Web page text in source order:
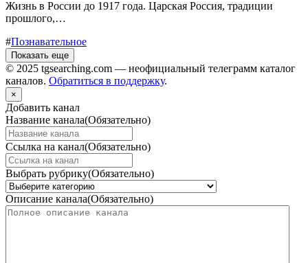
Жизнь в России до 1917 года. Царская Россия, традиции
прошлого,…
#Познавательное
Показать еще
© 2025 tgsearching.com — неофициальный телеграмм каталог
каналов. Обратиться в поддержку.
×
Добавить канал
Название канала(Обязательно)
Ссылка на канал(Обязательно)
Выбрать рубрику(Обязательно)
Описание канала(Обязательно)